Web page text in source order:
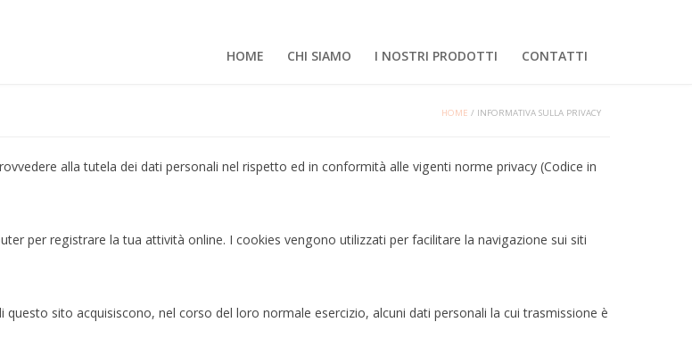
HOME CHI SIAMO I NOSTRI PRODOTTI CONTATTI
HOME / INFORMATIVA SULLA PRIVACY
alla tutela dei dati personali nel rispetto ed in conformità alle vigenti norme privacy (Codice in
per registrare la tua attività online. I cookies vengono utilizzati per facilitare la navigazione sui siti
sito acquisiscono, nel corso del loro normale esercizio, alcuni dati personali la cui trasmissione è